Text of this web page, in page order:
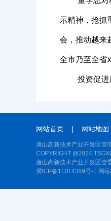
示精神，抢抓
会，推动越来
全市乃至全省
投资促进
网站首页 | 网站地图
唐山高新技术产业开发区管
COPYRIGHT @2024
唐山高新技术产业开发区管
冀ICP备11014359号-1 网